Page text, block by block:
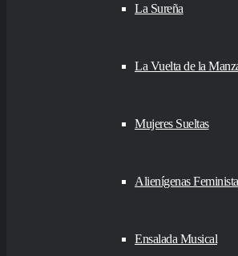
La Sureña
La Vuelta de la
Mujeres Sueltas
Alienígenas
Ensalada Musical